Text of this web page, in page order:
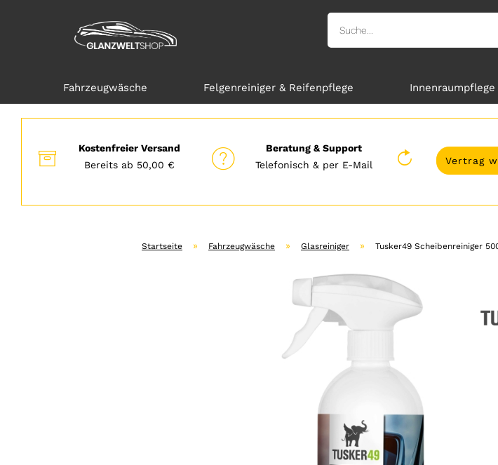
zum
Fahrzeugwäsche Felgenreiniger & Reifenpflege Innenraumpflege
Kostenfreier Versand
Bereits ab 50,00 €
Beratung & Support
Telefonisch & per E-Mail
Vertrag
Startseite » Fahrzeugwäsche » Glasreiniger » Tusker49 Scheibenreiniger